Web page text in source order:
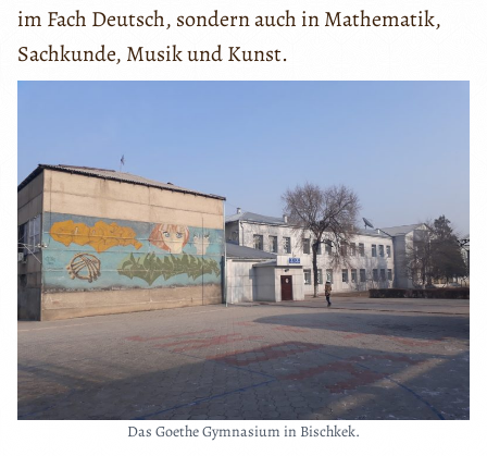
im Fach Deutsch, sondern auch in Mathematik,
Sachkunde, Musik und Kunst.
Das Goethe Gymnasium in Bischkek.